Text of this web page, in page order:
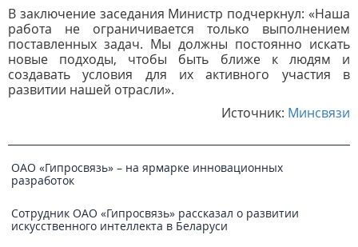
В заключение заседания Министр подчеркнул: «Наша
работа не ограничивается только выполнением
поставленных задач. Мы должны постоянно искать
новые подходы, чтобы быть ближе к людям и
создавать условия для их активного участия в
развитии нашей отрасли».
Источник: Минсвязи
ОАО «Гипросвязь» – на ярмарке инновационных
разработок
Сотрудник ОАО «Гипросвязь» рассказал о развитии
искусственного интеллекта в Беларуси